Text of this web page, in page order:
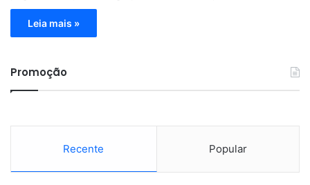
Leia mais »
Promoção
Recente Popular